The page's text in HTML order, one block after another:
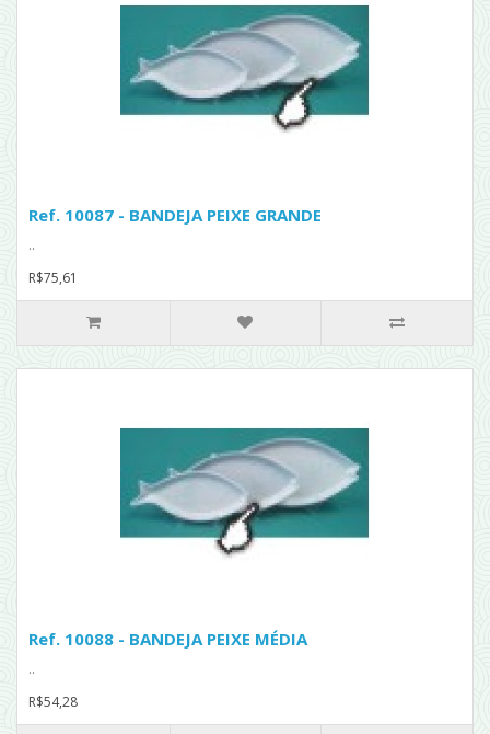
Ref. 10087 - BANDEJA PEIXE GRANDE
..
R$75,61
Ref. 10088 - BANDEJA PEIXE MÉDIA
..
R$54,28